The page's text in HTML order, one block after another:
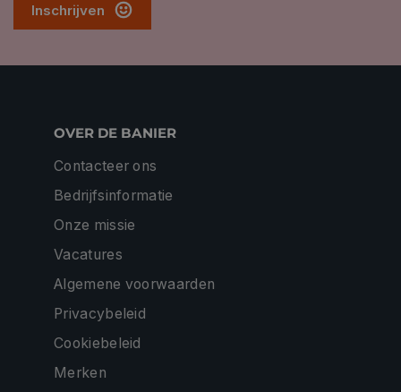
Inschrijven
OVER DE BANIER
Contacteer ons
Bedrijfsinformatie
Onze missie
Vacatures
Algemene voorwaarden
Privacybeleid
Cookiebeleid
Merken